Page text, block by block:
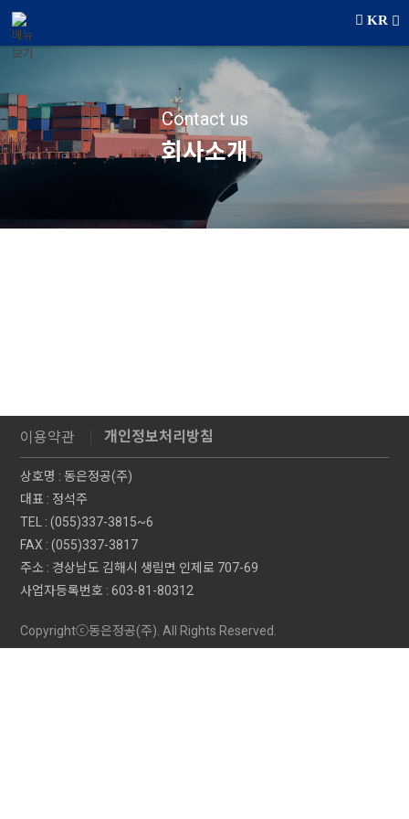
KR
Contact us
회사소개
이용약관 개인정보처리방침
상호명 : 동은정공(주)
대표 : 정석주
TEL : (055)337-3815~6
FAX : (055)337-3817
주소 : 경상남도 김해시 생림면 인제로 707-69
사업자등록번호 : 603-81-80312
Copyrightⓒ동은정공(주). All Rights Reserved.